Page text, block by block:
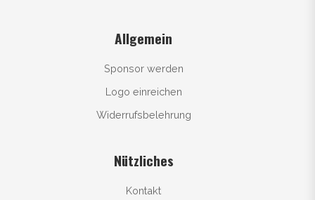
Allgemein
Sponsor werden
Logo einreichen
Widerrufsbelehrung
Nützliches
Kontakt